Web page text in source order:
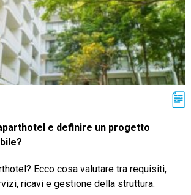
e definire un progetto
Ecco cosa valutare tra requisiti,
ricavi e gestione della struttura.